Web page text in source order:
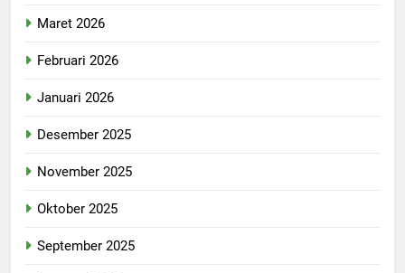
Maret 2026
Februari 2026
Januari 2026
Desember 2025
November 2025
Oktober 2025
September 2025